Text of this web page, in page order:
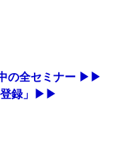
の全セミナー ▶▶
登録」▶▶